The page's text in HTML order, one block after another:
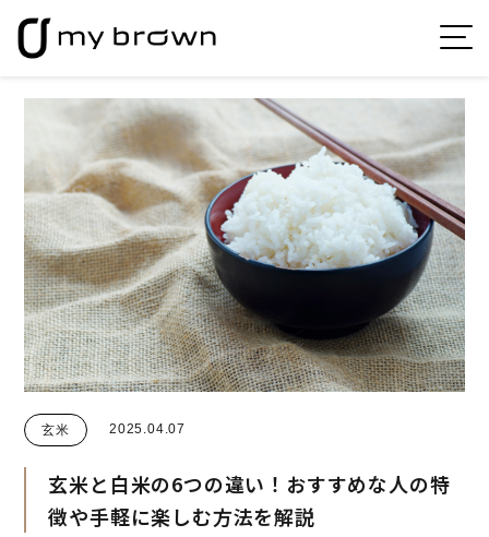
玄米 2025.04.07
玄米と白米の6つの違い！おすすめな人の特
徴や手軽に楽しむ方法を解説